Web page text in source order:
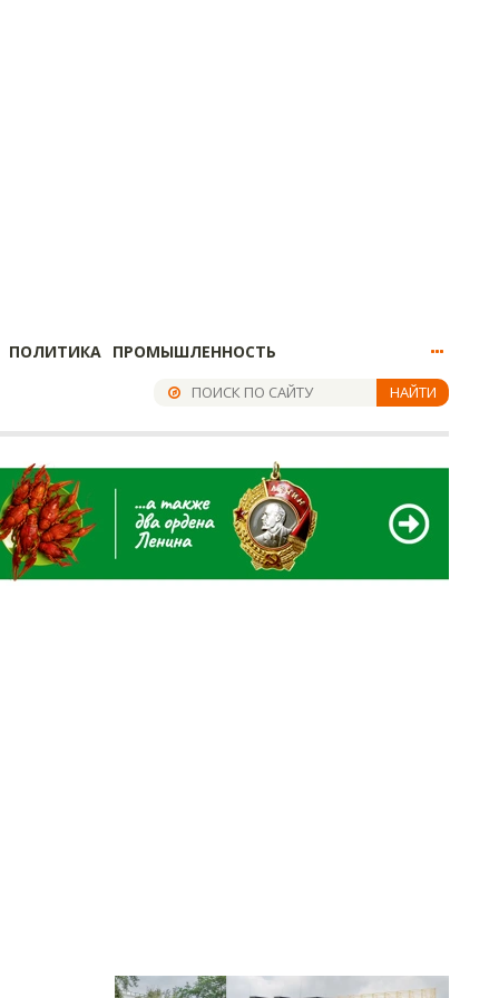
ПОЛИТИКА ПРОМЫШЛЕННОСТЬ
НАЙТИ